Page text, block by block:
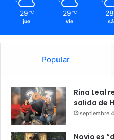
29 ℃
jue
29 ℃
vie
28
Popular
Rina Leal
salida de
septiembre
Novio es